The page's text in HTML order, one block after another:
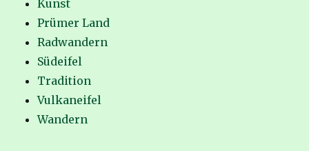
Kunst
Prümer Land
Radwandern
Südeifel
Tradition
Vulkaneifel
Wandern